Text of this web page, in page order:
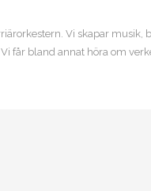
Vi skapar musik,
får bland annat höra om